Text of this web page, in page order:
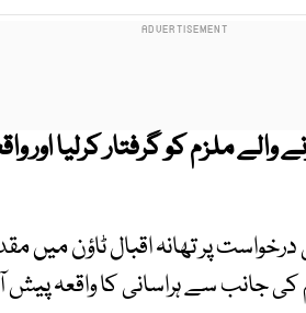
ملزم کو گرفتار کرلیا اور
درخواست پر تھانہ اقبال ٹاؤن میں
کی جانب سے ہراسانی کا واقعہ پیش